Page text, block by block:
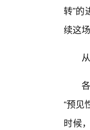
转”的
续这
“预见
时候